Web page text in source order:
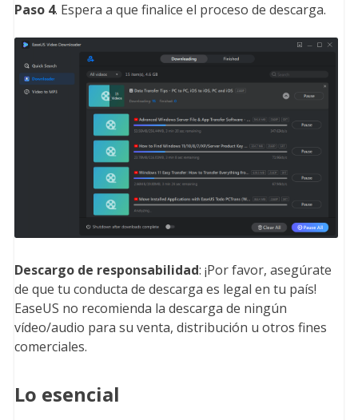
Paso 4. Espera a que finalice el proceso de descarga.
Descargo de responsabilidad: ¡Por favor, asegúrate
de que tu conducta de descarga es legal en tu país!
EaseUS no recomienda la descarga de ningún
vídeo/audio para su venta, distribución u otros fines
comerciales.
Lo esencial